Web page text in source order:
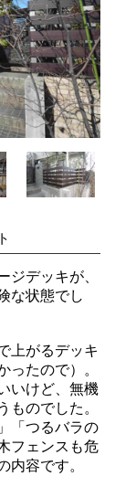
ジデッキが、
な状態でし
上がるデッキ
ったので）。
いけど、無機
ものでした。
「つるバラの
フェンスも危
内容です。